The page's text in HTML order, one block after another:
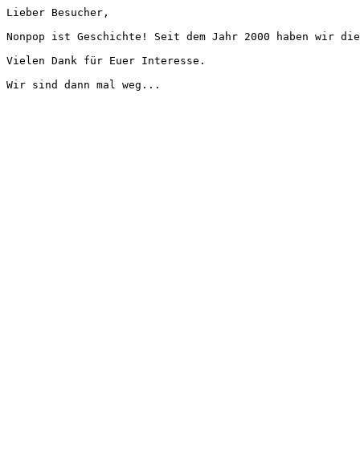
Lieber Besucher,
Nonpop ist Geschichte! Seit dem Jahr 2000 haben wir
Vielen Dank für Euer Interesse.
Wir sind dann mal weg...